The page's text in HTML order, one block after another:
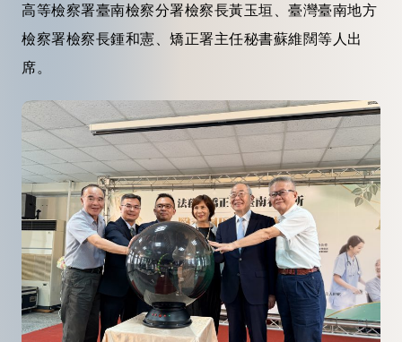
高等檢察署臺南檢察分署檢察長黃玉垣、臺灣臺南地方
檢察署檢察長鍾和憲、矯正署主任秘書蘇維闊等人出
席。